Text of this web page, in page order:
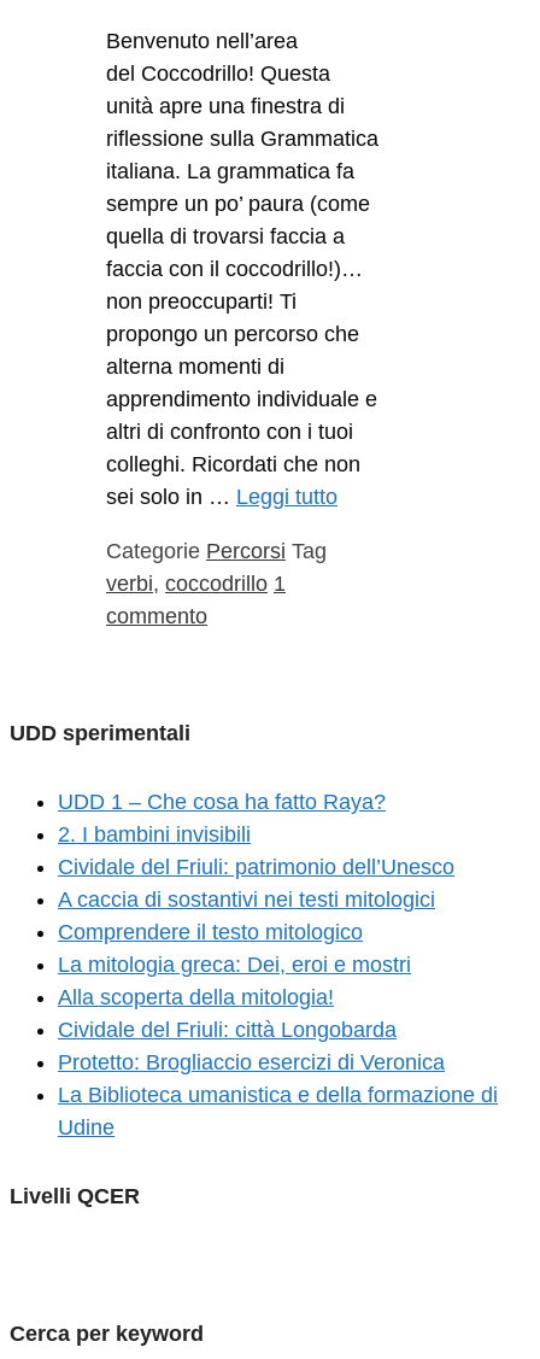
Benvenuto nell’area
del Coccodrillo! Questa
unità apre una finestra di
riflessione sulla Grammatica
italiana. La grammatica fa
sempre un po’ paura (come
quella di trovarsi faccia a
faccia con il coccodrillo!)…
non preoccuparti! Ti
propongo un percorso che
alterna momenti di
apprendimento individuale e
altri di confronto con i tuoi
colleghi. Ricordati che non
sei solo in … Leggi tutto
Categorie Percorsi Tag
verbi, coccodrillo 1
commento
UDD sperimentali
UDD 1 – Che cosa ha fatto Raya?
2. I bambini invisibili
Cividale del Friuli: patrimonio dell’Unesco
A caccia di sostantivi nei testi mitologici
Comprendere il testo mitologico
La mitologia greca: Dei, eroi e mostri
Alla scoperta della mitologia!
Cividale del Friuli: città Longobarda
Protetto: Brogliaccio esercizi di Veronica
La Biblioteca umanistica e della formazione di
Udine
Livelli QCER
Cerca per keyword